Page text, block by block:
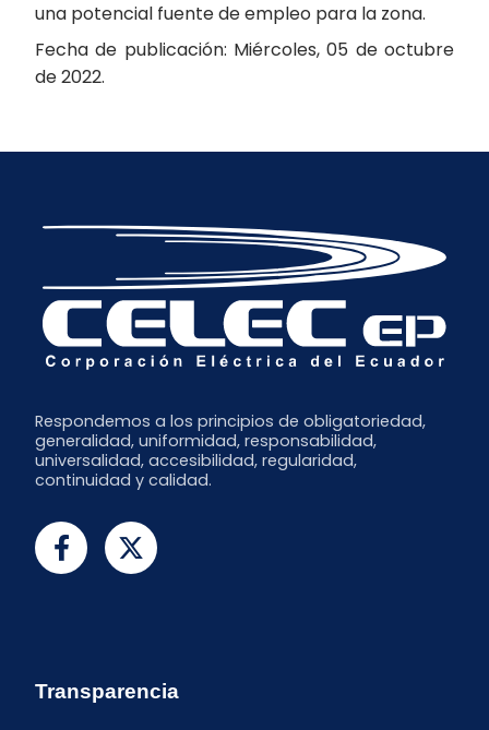
una potencial fuente de empleo para la zona.
Fecha de publicación: Miércoles, 05 de octubre
de 2022.
Respondemos a los principios de obligatoriedad,
generalidad, uniformidad, responsabilidad,
universalidad, accesibilidad, regularidad,
continuidad y calidad.
Transparencia